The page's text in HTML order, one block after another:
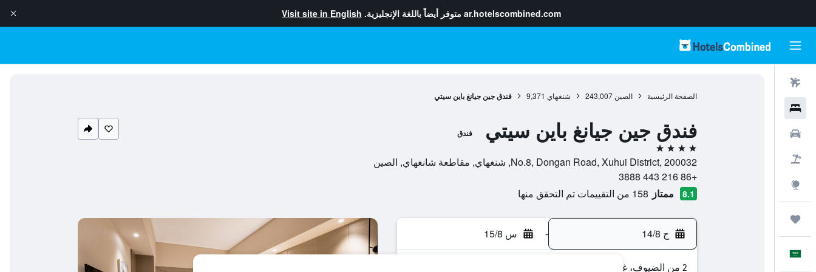
ar.hotelscombined.com متوفر أيضاً باللغة الإنجليزية. Visit site in English
الصفحة الرئيسية الصين 243,007 شنغهاي 9,371 فندق جين جيانغ باين سيتي
فندق جين جيانغ باين سيتي فندق
4 نجوم
No.8, Dongan Road, Xuhui District, 200032, شنغهاي, مقاطعة شانغهاي, الصين
+86 216 443 3888
8.1 ممتاز 158 من التقييمات تم التحقق منها
ج 14/8 - س 15/8
2 من الضيوف، غرفة واحدة